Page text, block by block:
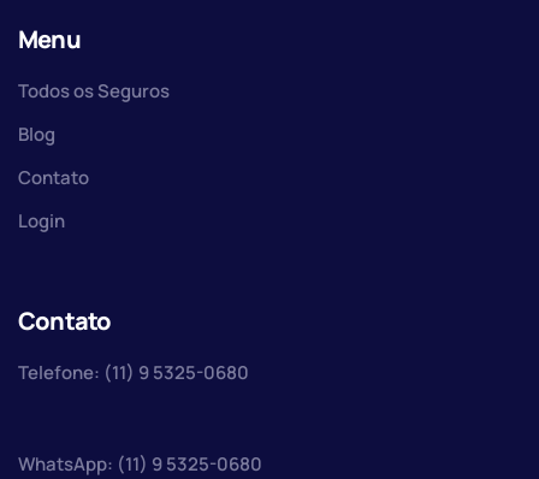
Menu
Todos os Seguros
Blog
Contato
Login
Contato
Telefone: (11) 9 5325-0680
WhatsApp: (11) 9 5325-0680